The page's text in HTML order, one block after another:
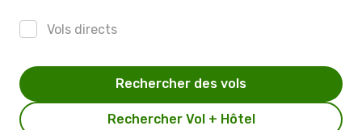
Vols directs
Rechercher Vol + Hôtel
Rechercher des vols